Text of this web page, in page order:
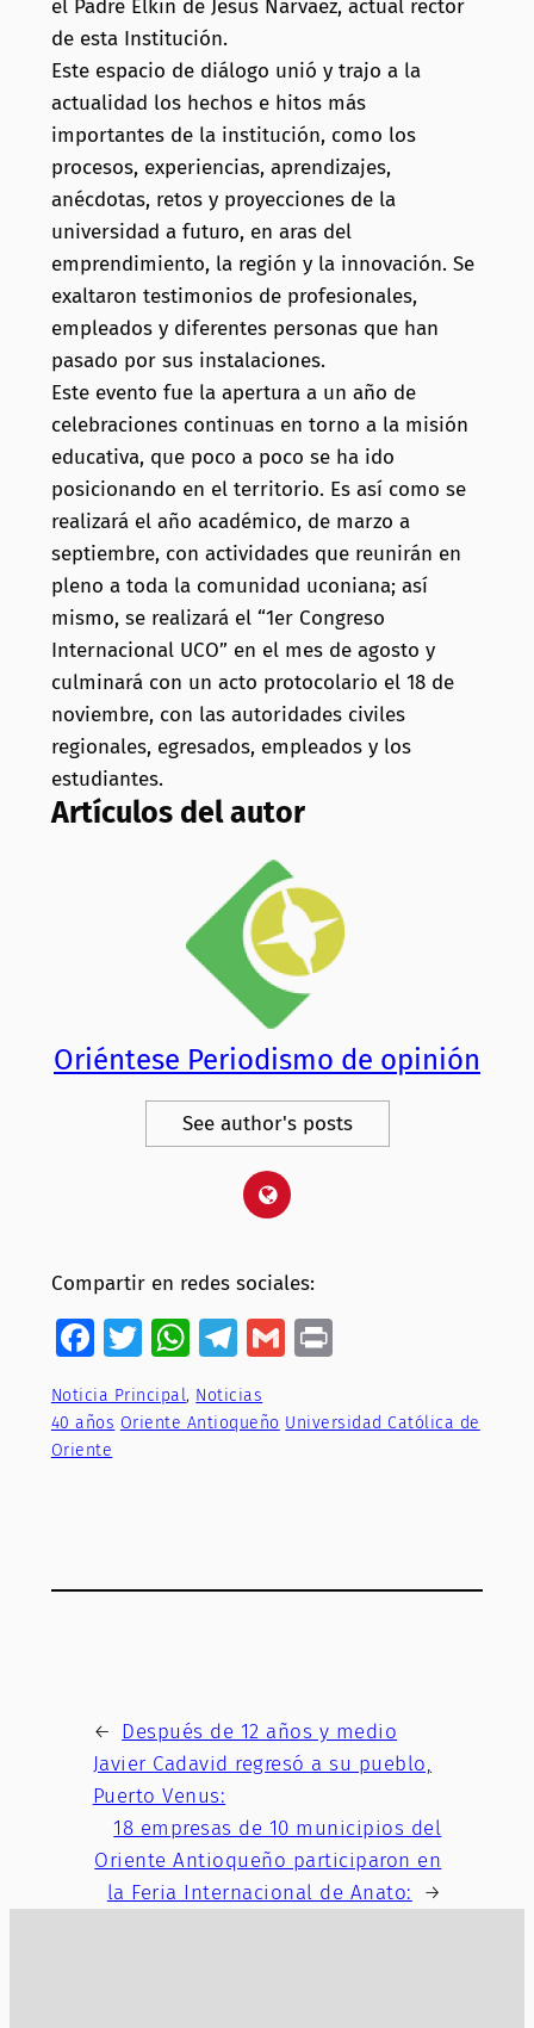
el Padre Elkin de Jesús Narváez, actual rector
de esta Institución.
Este espacio de diálogo unió y trajo a la
actualidad los hechos e hitos más
importantes de la institución, como los
procesos, experiencias, aprendizajes,
anécdotas, retos y proyecciones de la
universidad a futuro, en aras del
emprendimiento, la región y la innovación. Se
exaltaron testimonios de profesionales,
empleados y diferentes personas que han
pasado por sus instalaciones.
Este evento fue la apertura a un año de
celebraciones continuas en torno a la misión
educativa, que poco a poco se ha ido
posicionando en el territorio. Es así como se
realizará el año académico, de marzo a
septiembre, con actividades que reunirán en
pleno a toda la comunidad uconiana; así
mismo, se realizará el “1er Congreso
Internacional UCO” en el mes de agosto y
culminará con un acto protocolario el 18 de
noviembre, con las autoridades civiles
regionales, egresados, empleados y los
estudiantes.
Artículos del autor
Oriéntese Periodismo de opinión
See author's posts
Compartir en redes sociales:
Facebook
Twitter
WhatsApp
Telegram
GmailPrint
Noticia Principal, Noticias
40 años Oriente Antioqueño Universidad Católica de
Oriente
← Después de 12 años y medio
Javier Cadavid regresó a su pueblo,
Puerto Venus:
18 empresas de 10 municipios del
Oriente Antioqueño participaron en
la Feria Internacional de Anato:
→